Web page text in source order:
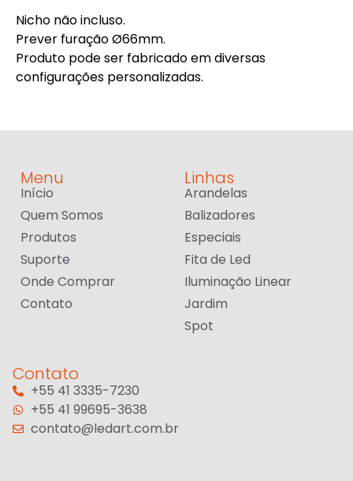
Nicho não incluso.
Prever furação Ø66mm.
Produto pode ser fabricado em diversas
configurações personalizadas.
Menu
Início
Quem Somos
Produtos
Suporte
Onde Comprar
Contato
Linhas
Arandelas
Balizadores
Especiais
Fita de Led
Iluminação Linear
Jardim
Spot
Contato
+55 41 3335-7230
+55 41 99695-3638
contato@ledart.com.br